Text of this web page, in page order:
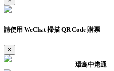
請使用 WeChat 掃描 QR Code 購票
×
環島中港通